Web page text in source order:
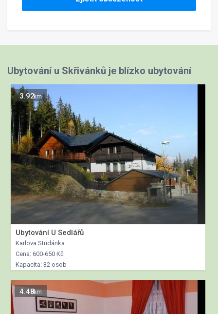
Ubytování u Skřivánků je blízko ubytování
3.92km
Ubytování U Sedlářů
Karlova Studánka
Cena: 600-650 Kč
Kapacita: 32 osob
4.48km